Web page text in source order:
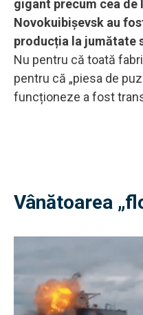
gigant precum cea de
Novokuibișevsk au
producția la jumătate
Nu pentru că toată
pentru că „piesa de
funcționeze a fost
Vânătoarea